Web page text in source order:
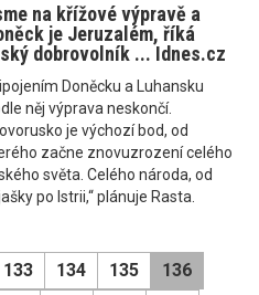
na křížové výpravě a
je Jeruzalém, říká
dobrovolník ... Idnes.cz
Doněcku a Luhansku
něj výprava neskončí.
je výchozí bod, od
začne znovuzrození celého
světa. Celého národa, od
po Istrii,“ plánuje Rasta.
133 134 135
136